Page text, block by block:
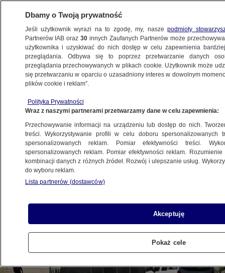
LUBLIN
z Wyryk? "Tak będzie"
28.10.2025, 10:06
Posłuchaj artykułu
Czyta lektor AI
Dbamy o Twoją prywatność
Jeśli użytkownik wyrazi na to zgodę, my, naszepodmioty
Partnerów IAB oraz30 innych Zaufanych Partnerów może
użytkownika i uzyskiwać do nich dostęp w celu zapewnienia
przeglądania. Odbywa się to poprzez przetwarzanie danych
przeglądania przechowywanych w plikach cookie. Użytkownik może
się przetwarzaniu w oparciu o uzasadniony interes w dowolnym
plików cookie i reklam”.
Polityka Prywatności
Wraz z naszymi partnerami przetwarzamy dane w celu zapewnienia:
Przechowywanie informacji na urządzeniu lub dostęp do nich.
treści. Wykorzystywanie profili w celu doboru spersonalizowanych
spersonalizowanych reklam. Pomiar efektywności treści.
spersonalizowanych reklam. Pomiar efektywności reklam.
kombinacji danych z różnych źródeł. Rozwój i ulepszanie usług.
do wyboru reklam.
Lista partnerów (dostawców)
Akceptuję
Pokaż cele